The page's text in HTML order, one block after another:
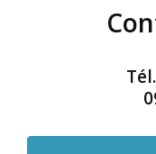
Tél.